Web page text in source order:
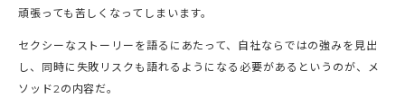
頑張っても苦しくなってしまいます。
セクシーなストーリーを語るにあたって、自社ならではの強みを見出
し、同時に失敗リスクも語れるようになる必要があるというのが、メ
ソッド2の内容だ。